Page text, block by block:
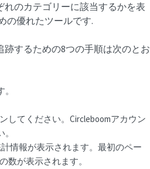
のカテゴリーに該当するかを表
の優れたツールです.
するための8つの手順は次のとお
してください。Circleboomアカウン
情報が表示されます。最初のペー
数が表示されます。